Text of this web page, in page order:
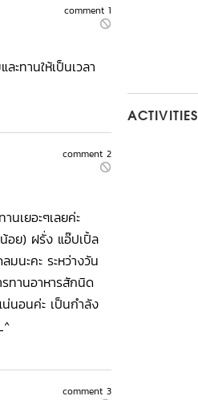
comment 1
ะทานให้เป็นเวลา
comment 2
เยอะๆเลยค่ะ
อย) ฝรั่ง แอ๊ปเปิ้ล
นะคะ ระหว่างวัน
ทานอาหารสักนิด
น่นอนค่ะ เป็นกำลัง
comment 3
ACTIVITIES